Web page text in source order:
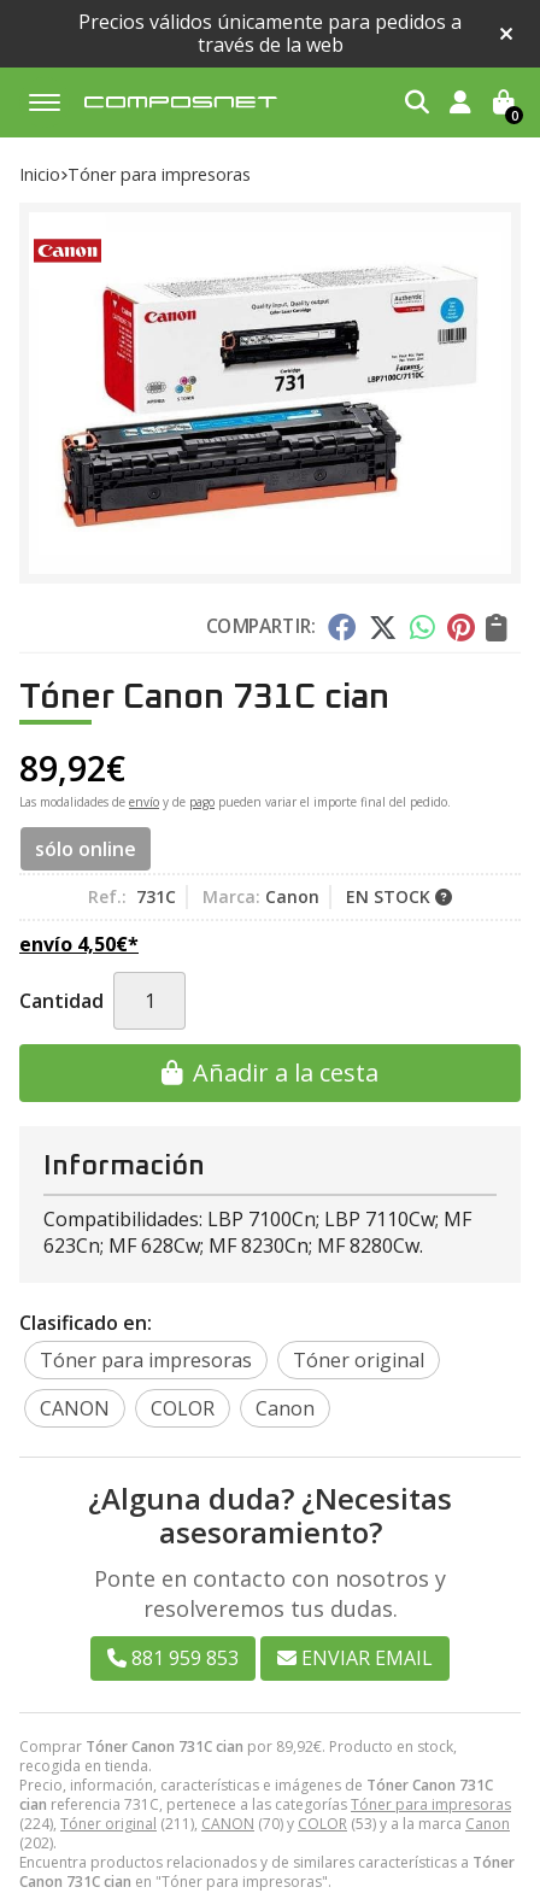
Precios válidos únicamente para pedidos a
través de la web
Buscar 0
Inicio tóner para impresoras
COMPARTIR:
Tóner Canon 731C cian
89,92€
Las modalidades de envío y de pago pueden variar el importe final del pedido.
sólo online
Ref.: 731C Marca: Canon EN STOCK
envío 4,50€*
Cantidad
Añadir a la cesta
Comprar Tóner Canon 731C cian por 89,92€. Producto en stock,
recogida en tienda.
Precio, información, características e imágenes de Tóner Canon 731C
cian referencia 731C, pertenece a las categoríasTóner para impresoras
(224), Tóner original (211), CANON (70) y COLOR (53) y a la marca Canon
(202).
Encuentra productos relacionados y de similares características a Tóner
Canon 731C cian en "Tóner para impresoras".
Información
Compatibilidades: LBP 7100Cn; LBP 7110Cw; MF
623Cn; MF 628Cw; MF 8230Cn; MF 8280Cw.
Clasificado en:
Tóner para impresoras
Tóner original
CANON
COLOR Canon
¿Alguna duda? ¿Necesitas
asesoramiento?
Ponte en contacto con nosotros y
resolveremos tus dudas.
881 959 853 ENVIAR EMAIL